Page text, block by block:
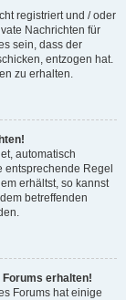
registriert und / oder
Nachrichten für
sein, dass der
entzogen hat.
zu erhalten.
automatisch
Regel
erhältst, so kannst
betreffenden
Forums erhalten!
Forums hat einige